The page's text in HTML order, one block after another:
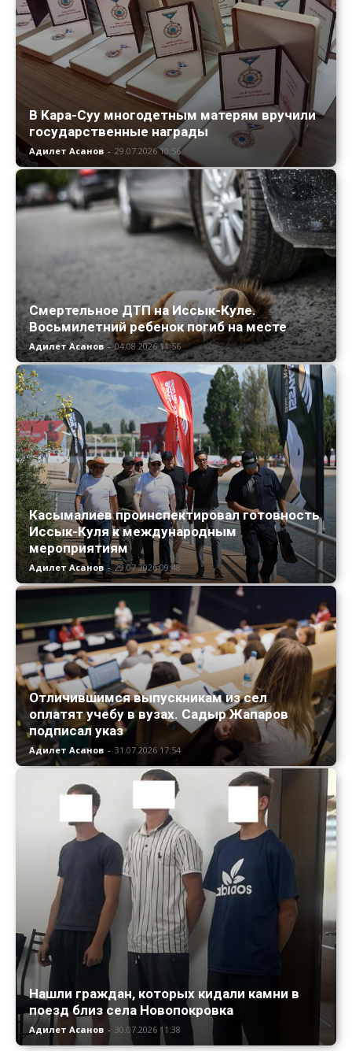
В Кара-Суу многодетным матерям вручили
государственные награды
Адилет Асанов - 29.07.2026 10:56
Смертельное ДТП на Иссык-Куле.
Восьмилетний ребенок погиб на месте
Адилет Асанов - 04.08.2026 11:56
Касымалиев проинспектировал готовность
Иссык-Куля к международным
мероприятиям
Адилет Асанов - 29.07.2026 09:48
Отличившимся выпускникам из сел
оплатят учебу в вузах. Садыр Жапаров
подписал указ
Адилет Асанов - 31.07.2026 17:54
Нашли граждан, которых кидали камни в
поезд близ села Новопокровка
Адилет Асанов - 30.07.2026 11:38